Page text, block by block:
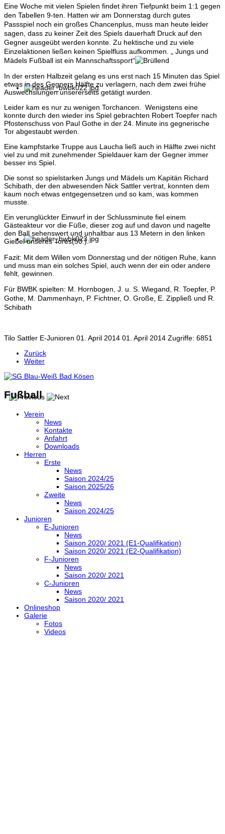
Eine Woche mit vielen Spielen findet ihren Tiefpunkt beim 1:1 gegen
den Tabellen 9-ten. Hatten wir am Donnerstag durch gutes
Passspiel noch ein großes Chancenplus, muss man heute leider
sagen, dass zu keiner Zeit des Spiels dauerhaft Druck auf den
Gegner ausgeübt werden konnte. Zu hektische und zu viele
Einzelaktionen ließen keinen Spielfluss aufkommen. „ Jungs und
Mädels Fußball ist ein Mannschaftssport“
In der ersten Halbzeit gelang es uns erst nach 15 Minuten das Spiel
etwas in des Gegners Hälfte zu verlagern, nach dem zwei frühe
Auswechslungen unsererseits getätigt wurden.
Leider kam es nur zu wenigen Torchancen. Wenigstens eine
konnte durch den wieder ins Spiel gebrachten Robert Toepfer nach
Pfostenschuss von Paul Gothe in der 24. Minute ins gegnerische
Tor abgestaubt werden.
Eine kampfstarke Truppe aus Laucha ließ auch in Hälfte zwei nicht
viel zu und mit zunehmender Spieldauer kam der Gegner immer
besser ins Spiel.
Die sonst so spielstarken Jungs und Mädels um Kapitän Richard
Schibath, der den abwesenden Nick Sattler vertrat, konnten dem
kaum noch etwas entgegensetzen und so kam, was kommen
musste.
Ein verunglückter Einwurf in der Schlussminute fiel einem
Gästeakteur vor die Füße, dieser zog auf und davon und nagelte
den Ball sehenswert und unhaltbar aus 13 Metern in den linken
Giebel unseres Tores(50.).
Fazit: Mit dem Willen vom Donnerstag und der nötigen Ruhe, kann
und muss man ein solches Spiel, auch wenn der ein oder andere
fehlt, gewinnen.
Für BWBK spielten: M. Hornbogen, J. u. S. Wiegand, R. Toepfer, P.
Gothe, M. Dammenhayn, P. Fichtner, O. Große, E. Zippließ und R.
Schibath
Tilo Sattler E-Junioren 01. April 2014 01. April 2014 Zugriffe: 6851
Zurück
Weiter
Fußball
Verein
News
Kontakte
Anfahrt
Downloads
Herren
Erste
News
Saison 2024/25
Saison 2025/26
Zweite
News
Saison 2024/25
Junioren
E-Junioren
News
Saison 2020/ 2021 (E1-Qualifikation)
Saison 2020/ 2021 (E2-Qualifikation)
F-Junioren
News
Saison 2020/ 2021
C-Junioren
News
Saison 2020/ 2021
Onlineshop
Galerie
Fotos
Videos